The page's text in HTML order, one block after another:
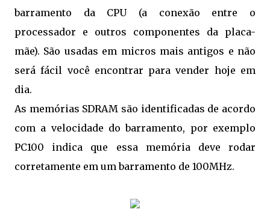
barramento da CPU (a conexão entre o
processador e outros componentes da placa-
mãe). São usadas em micros mais antigos e não
será fácil você encontrar para vender hoje em
dia.
As memórias SDRAM são identificadas de acordo
com a velocidade do barramento, por exemplo
PC100 indica que essa memória deve rodar
corretamente em um barramento de 100MHz.